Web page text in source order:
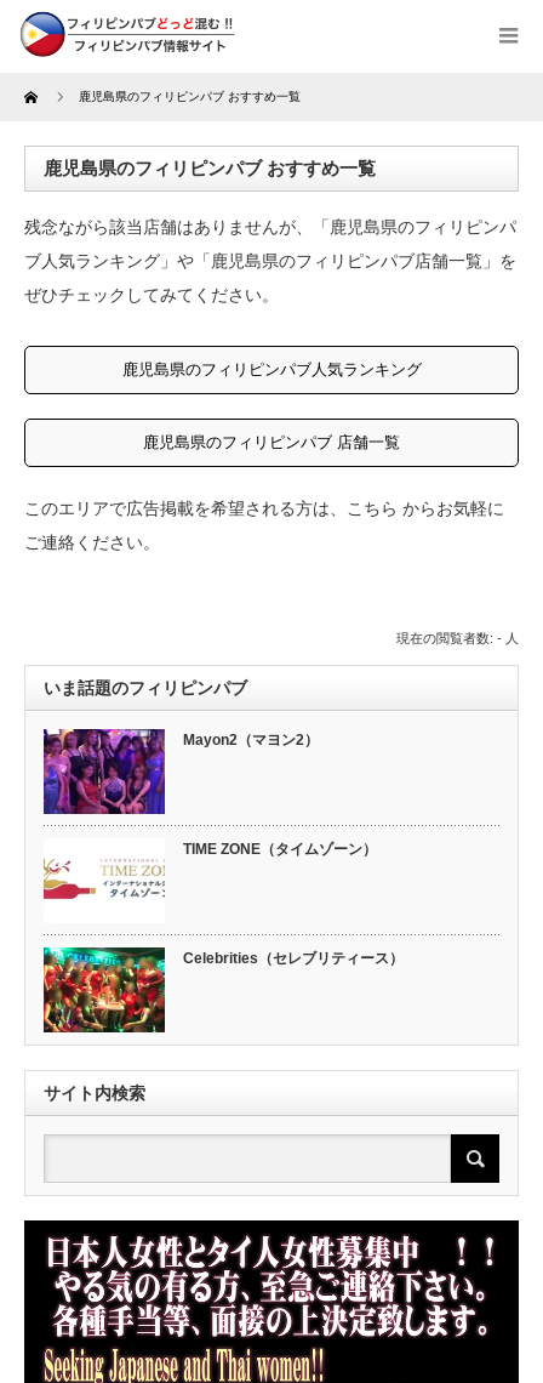
Home 鹿児島県のフィリピンパブ おすすめ一覧
鹿児島県のフィリピンパブ おすすめ一覧
残念ながら該当店舗はありませんが、「鹿児島県のフィリピンパ
ブ人気ランキング」や「鹿児島県のフィリピンパブ店舗一覧」を
ぜひチェックしてみてください。
鹿児島県のフィリピンパブ人気ランキング
鹿児島県のフィリピンパブ 店舗一覧
このエリアで広告掲載を希望される方は、 こちら からお気軽に
ご連絡ください。
現在の閲覧者数: - 人
いま話題のフィリピンパブ
Mayon2（マヨン2）
TIME ZONE（タイムゾーン）
Celebrities（セレブリティース）
サイト内検索